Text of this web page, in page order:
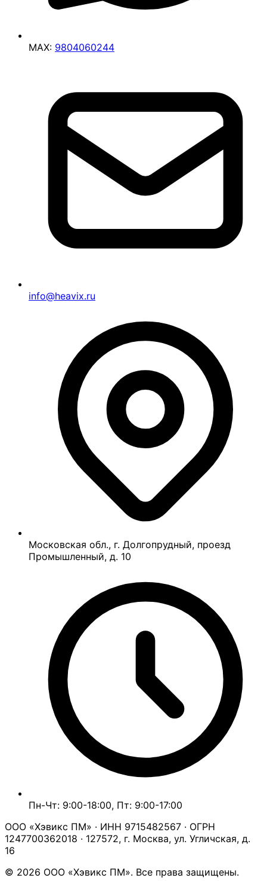
MAX: 9804060244
info@heavix.ru
Московская обл., г. Долгопрудный, проезд
Промышленный, д. 10
Пн-Чт: 9:00-18:00, Пт: 9:00-17:00
ООО «Хэвикс ПМ» · ИНН 9715482567 · ОГРН
1247700362018 · 127572, г. Москва, ул. Угличская, д.
16
© 2026 ООО «Хэвикс ПМ». Все права защищены.